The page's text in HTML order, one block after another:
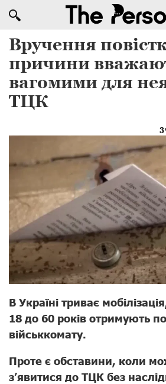
Вручення
причини
вагомими для
ТЦК
В Україні триває
18 до 60 років отримують
військкомату.
Проте є обставини, коли
з’явитися до ТЦК без